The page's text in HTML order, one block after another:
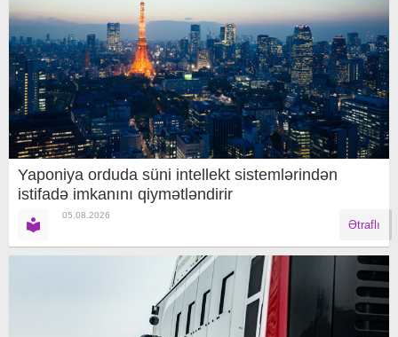
Yaponiya orduda süni intellekt sistemlərindən
istifadə imkanını qiymətləndirir
05.08.2026
Ətraflı